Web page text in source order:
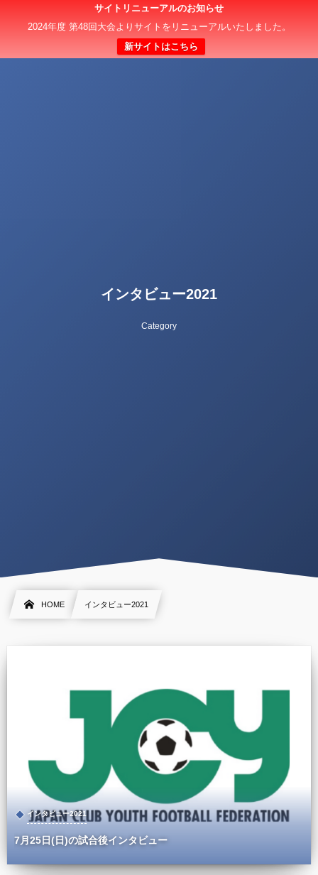
サイトリニューアルのお知らせ
2024年度 第48回大会よりサイトをリニューアルいたしました。
新サイトはこちら
インタビュー2021
Category
HOME インタビュー2021
インタビュー2021
7月25日(日)の試合後インタビュー